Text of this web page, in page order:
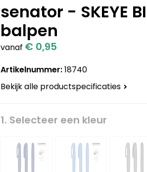
senator - SKEYE
balpen
vanaf € 0,95
Artikelnummer:18740
Bekijk alle productspecificaties
1. Selecteer een kleur